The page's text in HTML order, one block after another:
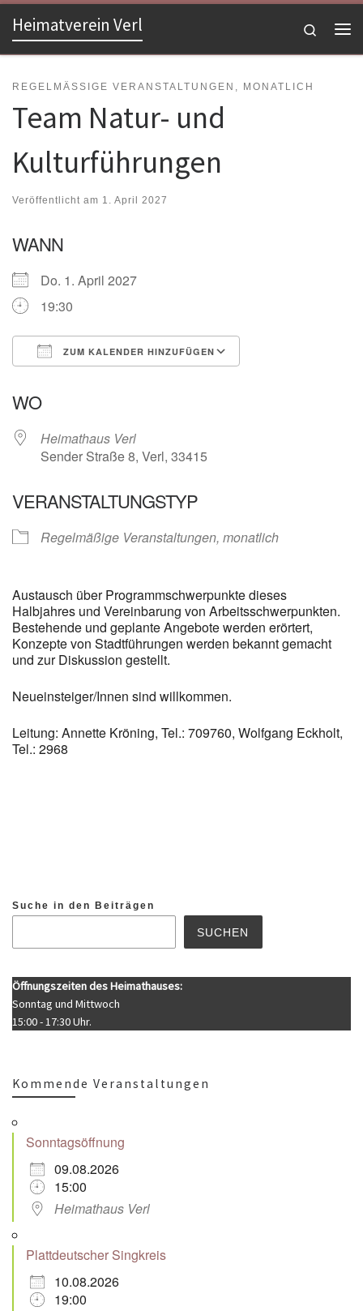
Zum Inhalt springen
Heimatverein Verl
Search
REGELMÄSSIGE VERANSTALTUNGEN, MONATLICH
Team Natur- und
Kulturführungen
Veröffentlicht am 1. April 2027
WANN
Do. 1. April 2027
19:30
ZUM KALENDER HINZUFÜGEN
WO
Heimathaus Verl
Sender Straße 8, Verl, 33415
VERANSTALTUNGSTYP
Regelmäßige Veranstaltungen, monatlich
Austausch über Programmschwerpunkte dieses
Halbjahres und Vereinbarung von Arbeitsschwerpunkten.
Bestehende und geplante Angebote werden erörtert,
Konzepte von Stadtführungen werden bekannt gemacht
und zur Diskussion gestellt.
Neueinsteiger/Innen sind willkommen.
Leitung: Annette Kröning, Tel.: 709760, Wolfgang Eckholt,
Tel.: 2968
Suche in den Beiträgen
SUCHEN
Öffnungszeiten des Heimathauses:
Sonntag und Mittwoch
15:00 - 17:30 Uhr.
Kommende Veranstaltungen
Sonntagsöffnung
09.08.2026
15:00
Heimathaus Verl
Plattdeutscher Singkreis
10.08.2026
19:00